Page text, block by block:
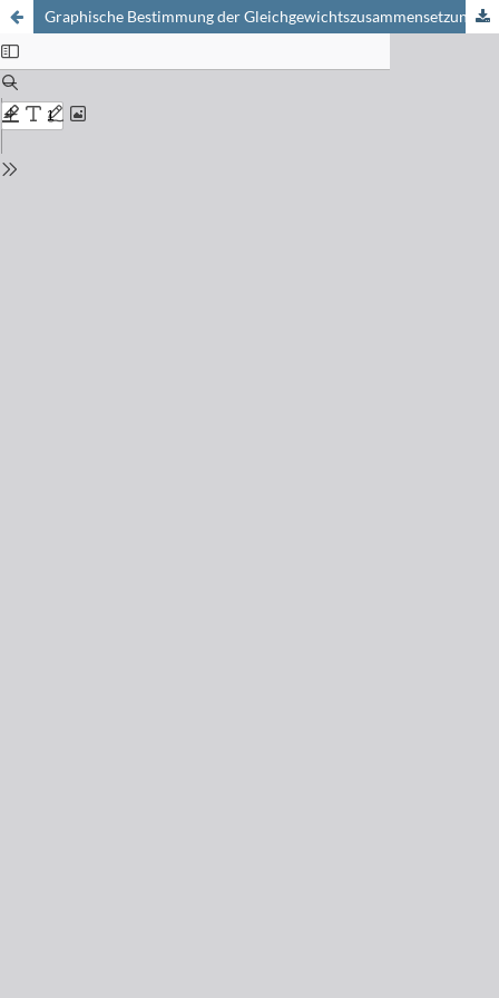
Graphische Bestimmung der Gleichgewichtszusammensetzung im lonenaustausch